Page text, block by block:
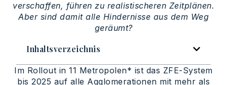
verschaffen, führen zu realistischeren Zeitplänen.
Aber sind damit alle Hindernisse aus dem Weg
geräumt?
Inhaltsverzeichnis
Im Rollout in 11 Metropolen* ist das ZFE-System
bis 2025 auf alle Agglomerationen mit mehr als